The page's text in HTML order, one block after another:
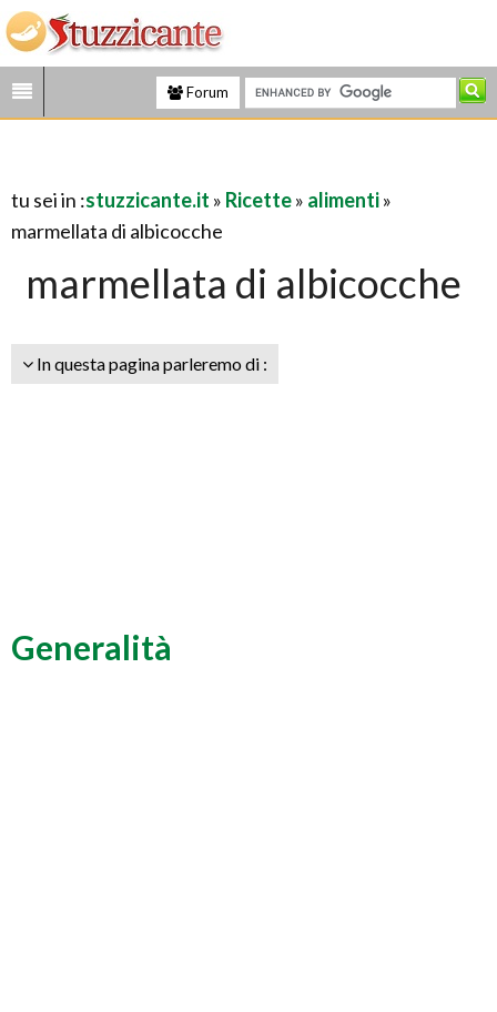
Forum
tu sei in :stuzzicante.it » Ricette» alimenti»
marmellata di albicocche
marmellata di albicocche
In questa pagina parleremo di :
Generalità